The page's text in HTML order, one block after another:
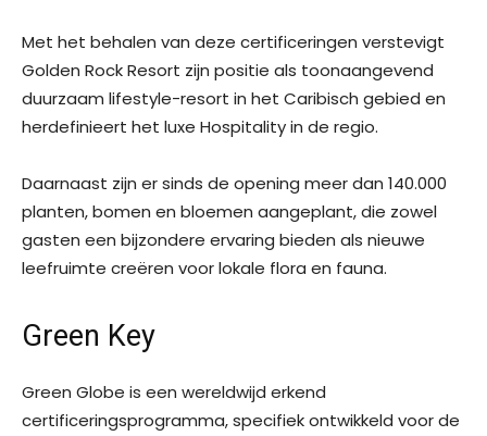
Met het behalen van deze certificeringen verstevigt
Golden Rock Resort zijn positie als toonaangevend
duurzaam lifestyle-resort in het Caribisch gebied en
herdefinieert het luxe Hospitality in de regio.
Daarnaast zijn er sinds de opening meer dan 140.000
planten, bomen en bloemen aangeplant, die zowel
gasten een bijzondere ervaring bieden als nieuwe
leefruimte creëren voor lokale flora en fauna.
Green Key
Green Globe is een wereldwijd erkend
certificeringsprogramma, specifiek ontwikkeld voor de